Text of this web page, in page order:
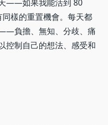
——如果我能活到 80
樣的重置機會。每天都
負擔、無知、分歧、痛
制自己的想法、感受和